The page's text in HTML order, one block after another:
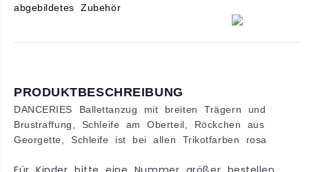
abgebildetes Zubehör
PRODUKTBESCHREIBUNG
DANCERIES Ballettanzug mit breiten Trägern und
Brustraffung, Schleife am Oberteil, Röckchen aus
Georgette, Schleife ist bei allen Trikotfarben rosa